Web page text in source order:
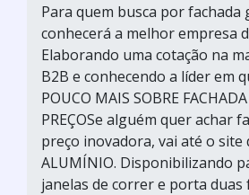
Para quem busca por fachada
conhecerá a melhor empresa
Elaborando uma cotação na
B2B e conhecendo a líder em
POUCO MAIS SOBRE
PREÇOSe alguém quer achar
preço inovadora, vai até o site
ALUMÍNIO. Disponibilizando
janelas de correr e porta duas